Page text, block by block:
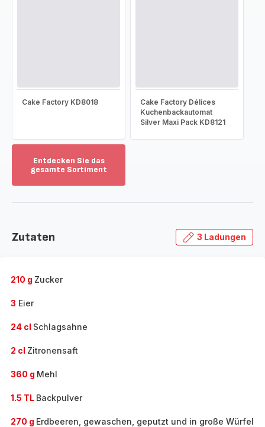
Cake Factory KD8018
Cake Factory Délices
Kuchenbackautomat
Silver Maxi Pack KD8121
Entdecken Sie das
gesamte Sortiment
das
Zutaten 3 Ladungen
210 g Zucker
3 Eier
24 cl Schlagsahne
2 cl Zitronensaft
360 g Mehl
1.5 TL Backpulver
270 g Erdbeeren, gewaschen, geputzt und in große Würfel